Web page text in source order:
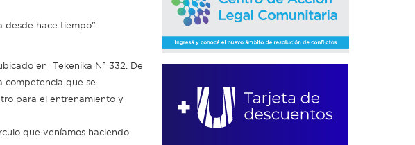
desde hace tiempo".
en Tekenika N° 332. De
competencia que se
para el entrenamiento y
que veníamos haciendo